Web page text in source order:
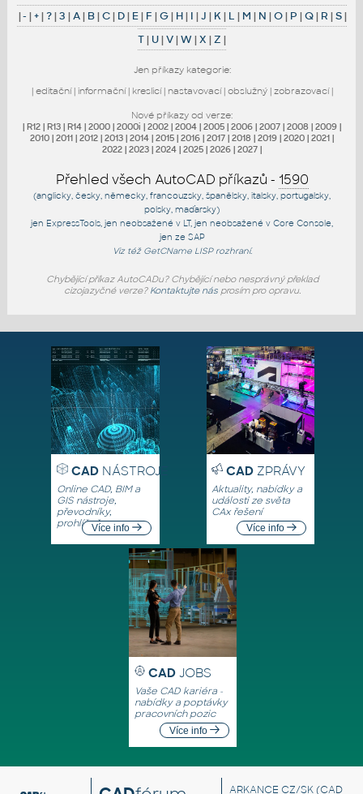
|- |+|?|3 |A| B|C| D| E| F |G| H| I |J | K| L | M | N |O| P |Q| R |S|
T| U|V|W|X |Z |
Jen příkazy kategorie:
| editační| informační| kreslicí| nastavovací| obslužný| zobrazovací|
Nové příkazy od verze:
| R12 | R13 | R14 | 2000 | 2000i | 2002 | 2004 | 2005 | 2006 | 2007 | 2008 | 2009 |
2010 | 2011 | 2012 | 2013 | 2014 | 2015 | 2016 | 2017 | 2018 | 2019 | 2020 | 2021 |
2022 | 2023 | 2024 | 2025 | 2026 | 2027 |
Přehled všech AutoCAD příkazů - 1590
(anglicky, česky, německy, francouzsky, španělsky, italsky, portugalsky,
polsky, maďarsky)
jen ExpressTools , jen neobsažené v LT, jen neobsažené v Core Console
jen ze SAP
Viz též GetCNameLISP rozhraní.
Chybějící příkaz AutoCADu? Chybějící nebo nesprávný překlad
cizojazyčné verze? Kontaktujte násprosím pro opravu.
CADNÁSTROJE
Online CAD, BIM a
GIS nástroje,
převodníky,
prohlížečeVíce info
CADZPRÁVY
Aktuality, nabídky a
události ze světa
CAx řešení
Více info
CAD JOBS
Vaše CAD kariéra -
nabídky a poptávky
pracovních pozic
Více info
ARKANCE CZ/SK(CAD